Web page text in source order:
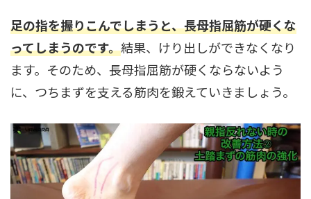
足の指を握りこんでしまうと、長母指屈筋が硬くな
ってしまうのです。結果、けり出しができなくなり
ます。そのため、長母指屈筋が硬くならないよう
に、つちまずを支える筋肉を鍛えていきましょう。